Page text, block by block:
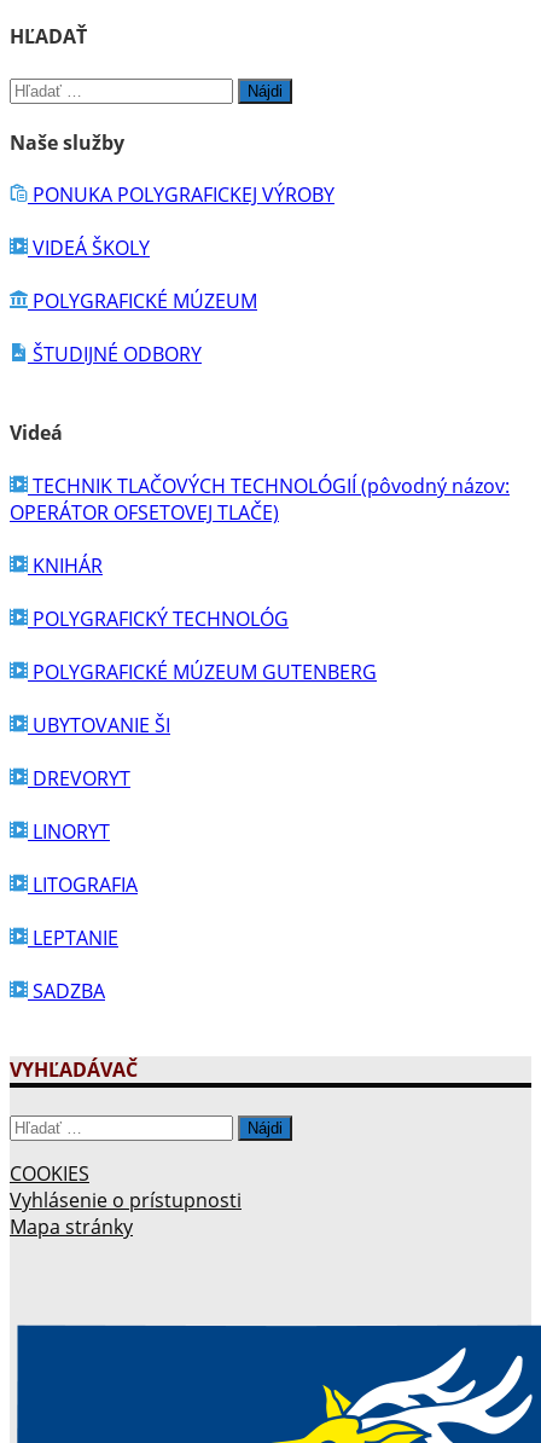
HĽADAŤ
Hľadať:
Naše služby
PONUKA POLYGRAFICKEJ VÝROBY
VIDEÁ ŠKOLY
POLYGRAFICKÉ MÚZEUM
ŠTUDIJNÉ ODBORY
Videá
TECHNIK TLAČOVÝCH TECHNOLÓGIÍ (pôvodný názov:
OPERÁTOR OFSETOVEJ TLAČE)
KNIHÁR
POLYGRAFICKÝ TECHNOLÓG
POLYGRAFICKÉ MÚZEUM GUTENBERG
UBYTOVANIE ŠI
DREVORYT
LINORYT
LITOGRAFIA
LEPTANIE
SADZBA
VYHĽADÁVAČ
Hľadať:
COOKIES
Vyhlásenie o prístupnosti
Mapa stránky